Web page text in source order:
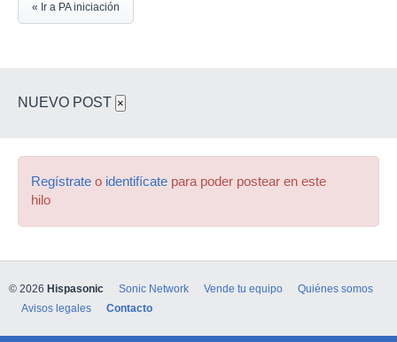
« Ir a PA iniciación
NUEVO POST ×
Regístrate o identifícate para poder postear en este
hilo
© 2026 Hispasonic Sonic Network Vende tu equipo
Quiénes somos
Avisos legales
Contacto